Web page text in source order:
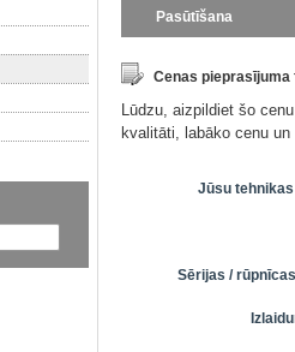
Pasūtīšana
Cenas pieprasījuma
Lūdzu, aizpildiet šo
kvalitāti, labāko cenu
Jūsu
Sērijas /